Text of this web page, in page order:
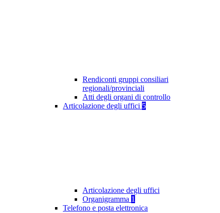
Rendiconti gruppi consiliari
regionali/provinciali
Atti degli organi di controllo
Articolazione degli uffici 5
Articolazione degli uffici
Organigramma 1
Telefono e posta elettronica